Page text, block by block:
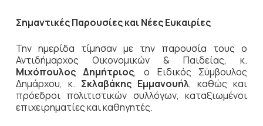
Σημαντικές Παρουσίες και Νέες Ευκαιρίες
Την ημερίδα τίμησαν με την παρουσία τους ο
Αντιδήμαρχος Οικονομικών & Παιδείας, κ.
Μιχόπουλος Δημήτριος, ο Ειδικός Σύμβουλος
Δημάρχου, κ. Σκλαβάκης Εμμανουήλ, καθώς και
πρόεδροι πολιτιστικών συλλόγων, καταξιωμένοι
επιχειρηματίες και καθηγητές.